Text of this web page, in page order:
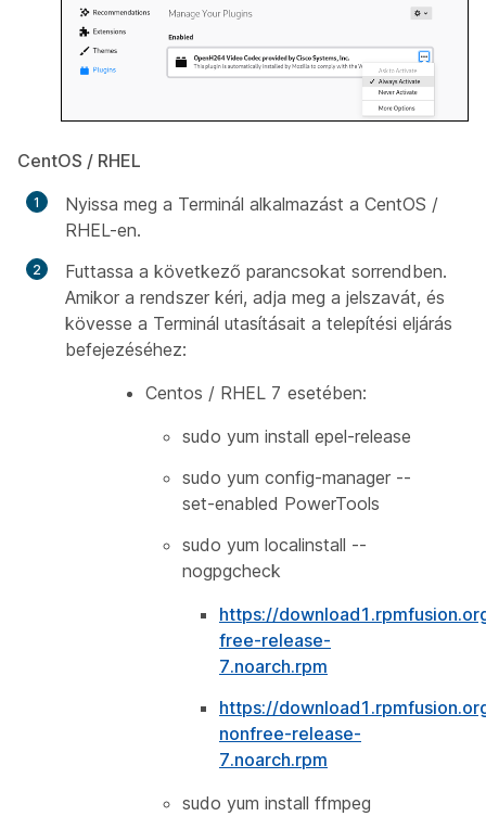
CentOS / RHEL
Nyissa meg a Terminál alkalmazást a CentOS /
RHEL-en.
Futtassa a következő parancsokat sorrendben.
Amikor a rendszer kéri, adja meg a jelszavát, és
kövesse a Terminál utasításait a telepítési eljárás
befejezéséhez:
Centos / RHEL 7 esetében:
sudo yum install epel-release
sudo yum config-manager --
set-enabled PowerTools
sudo yum localinstall --
nogpgcheck
https://
free-release-
7.noarch.rpm
https://
nonfree-release-
7.noarch.rpm
sudo yum install ffmpeg